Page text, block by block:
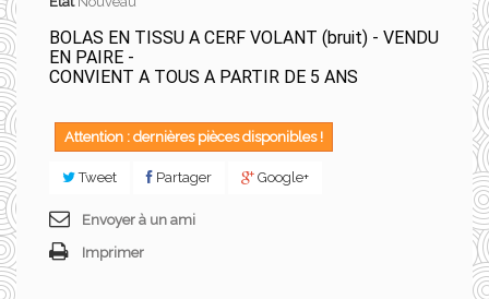
BOLAS EN TISSU A CERF VOLANT (bruit) - VENDU
EN PAIRE -
CONVIENT A TOUS A PARTIR DE 5 ANS
Attention : dernières pièces disponibles !
Tweet Partager Google+
Envoyer à un ami
Imprimer